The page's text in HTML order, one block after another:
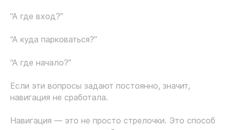
“А где вход?”
“А куда парковаться?”
“А где начало?”
Если эти вопросы задают постоянно, значит,
навигация не сработала.
Навигация — это не просто стрелочки. Это способ